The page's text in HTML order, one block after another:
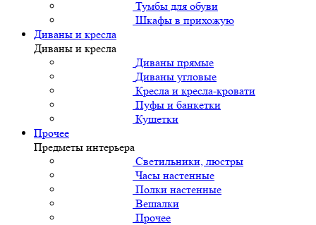
Тумбы для обуви
Шкафы в прихожую
Диваны и кресла
Диваны и кресла
Диваны прямые
Диваны угловые
Кресла и кресла-кровати
Пуфы и банкетки
Кушетки
Прочее
Предметы интерьера
Светильники, люстры
Часы настенные
Полки настенные
Вешалки
Прочее